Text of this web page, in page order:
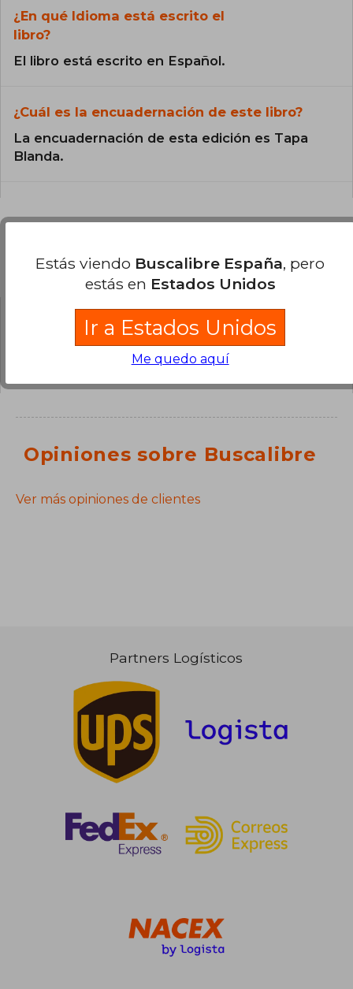
¿En qué Idioma está escrito el
libro?
El libro está escrito en Español.
¿Cuál es la encuadernación de este libro?
La encuadernación de esta edición es Tapa
Blanda.
Preguntas y respuestas sobre el libro
¿Tienes una pregunta sobre el libro?
para poder agregar tu propia pregunta.
Opiniones sobre Buscalibre
Ver más opiniones de clientes
Partners Logísticos
Estás viendo Buscalibre España, pero
estás en Estados Unidos
Ir a Estados Unidos
Me quedo aquí